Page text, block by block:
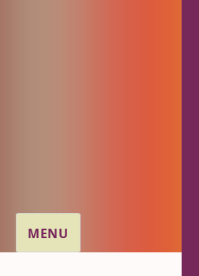
MENU